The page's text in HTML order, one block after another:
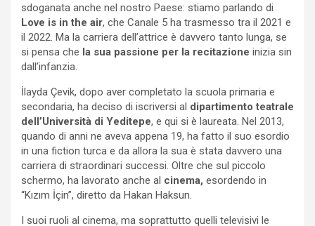
sdoganata anche nel nostro Paese: stiamo parlando di
Love is in the air, che Canale 5 ha trasmesso tra il 2021 e
il 2022. Ma la carriera dell’attrice è davvero tanto lunga, se
si pensa che la sua passione per la recitazione inizia sin
dall’infanzia.
İlayda Çevik, dopo aver completato la scuola primaria e
secondaria, ha deciso di iscriversi al dipartimento teatrale
dell’Università di Yeditepe, e qui si è laureata. Nel 2013,
quando di anni ne aveva appena 19, ha fatto il suo esordio
in una fiction turca e da allora la sua è stata davvero una
carriera di straordinari successi. Oltre che sul piccolo
schermo, ha lavorato anche al cinema, esordendo in
“Kızım İçin”, diretto da Hakan Haksun.
I suoi ruoli al cinema, ma soprattutto quelli televisivi le